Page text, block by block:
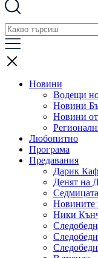
Новини
Водещи
Новини
Новини
Любопитно
Програма
Предавания
Дарик
Денят на
Новините
Ники